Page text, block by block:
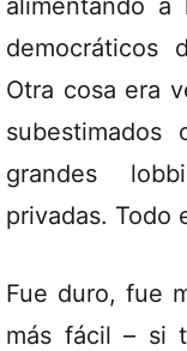
alimentando a
democráticos
Otra cosa era
grandes
privadas. Todo
Fue duro, fue
más fácil – si